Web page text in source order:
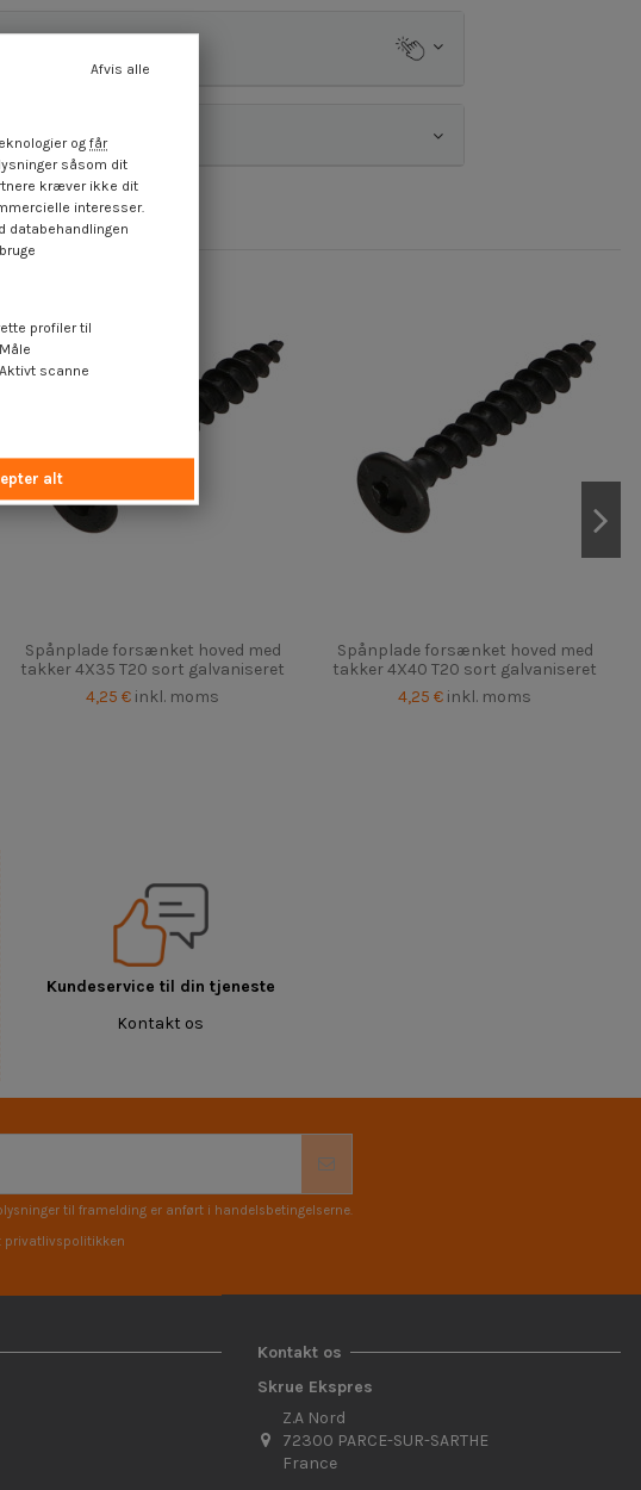
Spånplade forsænket hoved med
takker 4X35 T20 sort galvaniseret
4,25 € inkl. moms
Spånplade forsænket hoved med
takker 4X40 T20 sort galvaniseret
4,25 € inkl. moms
Kundeservice til din tjeneste
Kontakt os
til framelding er anført i handelsbetingelserne.
privatlivspolitikken
Kontakt os
Skrue Ekspres
Z.A Nord
72300 PARCE-SUR-SARTHE
France
Afvis alle
og får
såsom dit
kræver ikke dit
interesser.
databehandlingen
profiler til
scanne
alt